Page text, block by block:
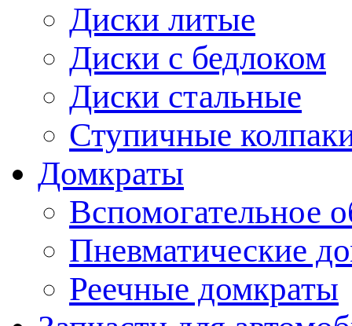
Диски литые
Диски с бедлоком
Диски стальные
Ступичные
Домкраты
Вспомогательное
Пневматические
Реечные домкраты